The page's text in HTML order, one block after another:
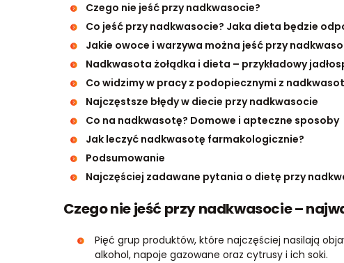
Czego nie jeść przy nadkwasocie?
Co jeść przy nadkwasocie? Jaka dieta będzie
Jakie owoce i warzywa można jeść przy
Nadkwasota żołądka i dieta – przykładowy
Co widzimy w pracy z podopiecznymi z
Najczęstsze błędy w diecie przy nadkwasocie
Co na nadkwasotę? Domowe i apteczne sposoby
Jak leczyć nadkwasotę farmakologicznie?
Podsumowanie
Najczęściej zadawane pytania o dietę przy
Czego nie jeść przy nadkwasocie –
Pięć grup produktów, które najczęściej nasilają
alkohol, napoje gazowane oraz cytrusy i ich soki.